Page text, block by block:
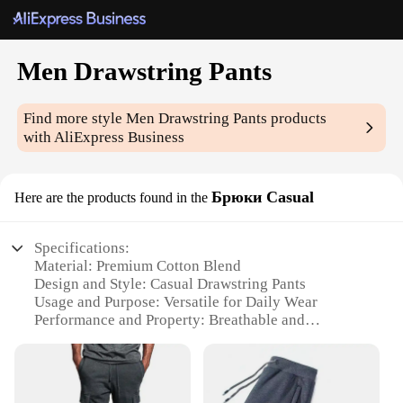
Men Drawstring Pants
Find more styleMen Drawstring Pants products
with AliExpress Business
Here are the products found in the Брюки Casual
Specifications:
Material: Premium Cotton Blend
Design and Style: Casual Drawstring Pants
Usage and Purpose: Versatile for Daily Wear
Performance and Property: Breathable and
Shape or Size or Weight or Quantity: Available in
Multiple Sizes
Parts and Accessories: Includes Drawstring for